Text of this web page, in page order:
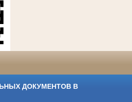
ДОКУМЕНТОВ В